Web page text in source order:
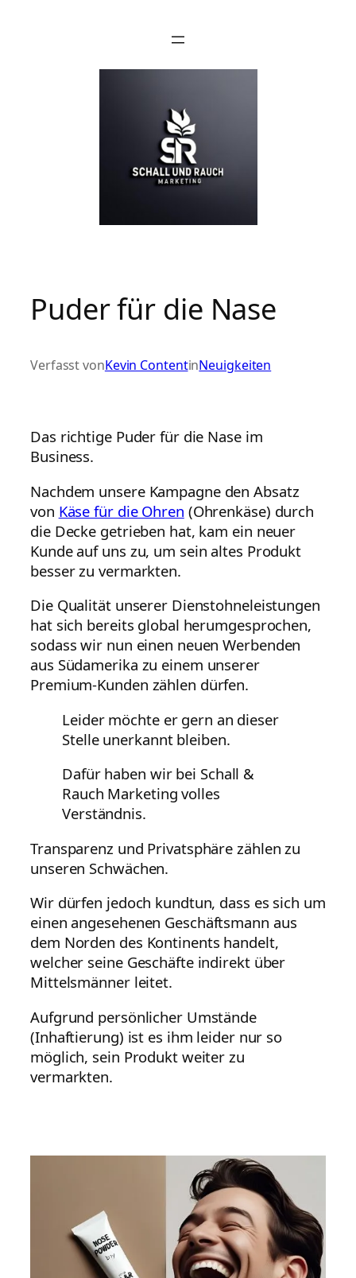
Puder für die Nase
Verfasst vonKevin ContentinNeuigkeiten
Das richtige Puder für die Nase im
Business.
Nachdem unsere Kampagne den Absatz
von Käse für die Ohren (Ohrenkäse) durch
die Decke getrieben hat, kam ein neuer
Kunde auf uns zu, um sein altes Produkt
besser zu vermarkten.
Die Qualität unserer Dienstohneleistungen
hat sich bereits global herumgesprochen,
sodass wir nun einen neuen Werbenden
aus Südamerika zu einem unserer
Premium-Kunden zählen dürfen.
Leider möchte er gern an dieser
Stelle unerkannt bleiben.
Dafür haben wir bei Schall &
Rauch Marketing volles
Verständnis.
Transparenz und Privatsphäre zählen zu
unseren Schwächen.
Wir dürfen jedoch kundtun, dass es sich um
einen angesehenen Geschäftsmann aus
dem Norden des Kontinents handelt,
welcher seine Geschäfte indirekt über
Mittelsmänner leitet.
Aufgrund persönlicher Umstände
(Inhaftierung) ist es ihm leider nur so
möglich, sein Produkt weiter zu
vermarkten.